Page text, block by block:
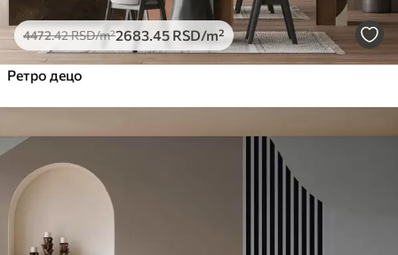
4472.42RSD/m²2683.45 RSD/m²
Ретро децо